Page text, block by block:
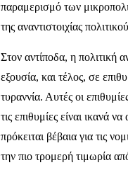
παραμερισμό των
της αναντιστοιχίας
Στον αντίποδα, η πολιτική
εξουσία, και τέλος, σε
τυραννία. Αυτές οι
τις επιθυμίες είναι ικανά
πρόκειται βέβαια για τις
την πιο τρομερή τιμωρία